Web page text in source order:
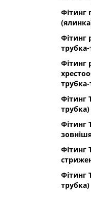
Фітинг
Фітинг
Фітинг
Фітинг
Фітинг
Фітинг
Фітинг
трубка)